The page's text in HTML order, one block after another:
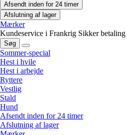
Afsendt inden for 24 timer
Afslutning af lager
Mærker
Kundeservice i Frankrig Sikker betaling
Søg
Sommer-special
Hest i hvile
Hest i arbejde
Ryttere
Vestlig
Stald
Hund
Afsendt inden for 24 timer
Afslutning af lager